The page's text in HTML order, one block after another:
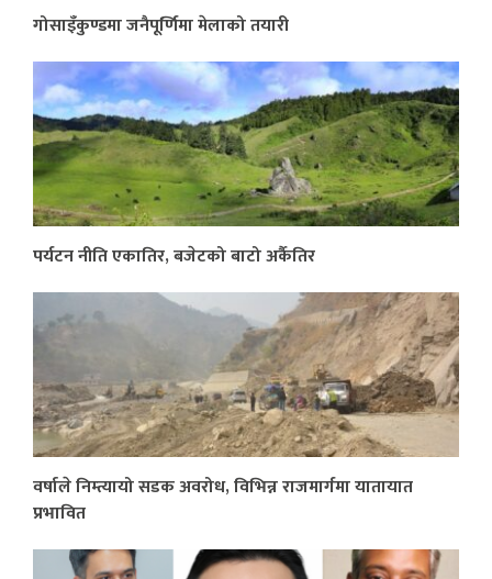
गोसाइँकुण्डमा जनैपूर्णिमा मेलाको तयारी
पर्यटन नीति एकातिर, बजेटको बाटो अर्कैतिर
वर्षाले निम्त्यायो सडक अवरोध, विभिन्न राजमार्गमा यातायात
प्रभावित